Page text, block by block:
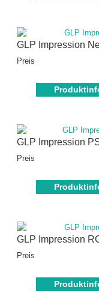
GLP Impression
Preis
GLP Impression
Preis
GLP Impression
Preis